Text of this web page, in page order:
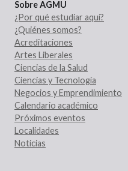
Sobre AGMU
¿Por qué estudiar aquí?
¿Quiénes somos?
Acreditaciones
Artes Liberales
Ciencias de la Salud
Ciencias y Tecnología
Negocios y Emprendimiento
Calendario académico
Próximos eventos
Localidades
Noticias